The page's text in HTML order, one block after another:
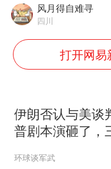
风月得自难寻
四川
打开网易
伊朗否认与美谈
普剧本演砸了，
环球谈军武